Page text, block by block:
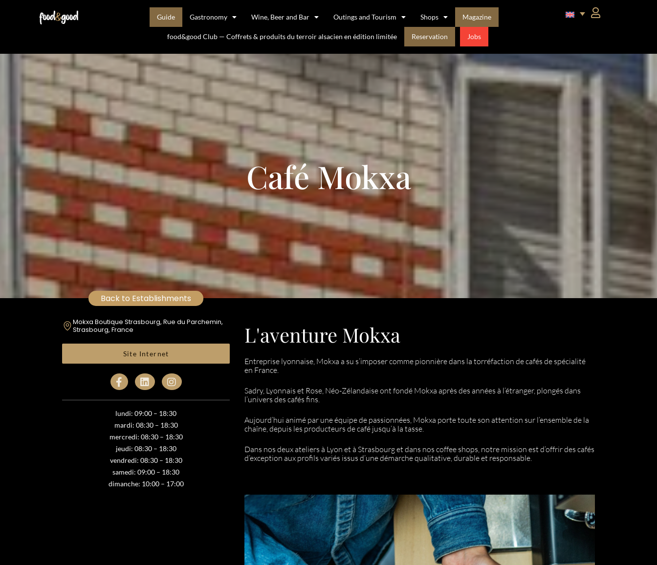
Guide Gastronomy Wine, Beer and Bar Outings and Tourism Shops Magazine
food&good Club — Coffrets & produits du terroir alsacien en édition limitée Reservation Jobs
Café Mokxa
Back to Establishments
Mokxa Boutique Strasbourg, Rue du Parchemin,
Strasbourg, France
Site Internet
lundi: 09:00 – 18:30
mardi: 08:30 – 18:30
mercredi: 08:30 – 18:30
jeudi: 08:30 – 18:30
vendredi: 08:30 – 18:30
samedi: 09:00 – 18:30
dimanche: 10:00 – 17:00
L'aventure Mokxa
Entreprise lyonnaise, Mokxa a su s’imposer comme pionnière dans la torréfaction de cafés de spécialité
en France.
Sadry, Lyonnais et Rose, Néo-Zélandaise ont fondé Mokxa après des années à l’étranger, plongés dans
l’univers des cafés fins.
Aujourd’hui animé par une équipe de passionnées, Mokxa porte toute son attention sur l’ensemble de la
chaîne, depuis les producteurs de café jusqu’à la tasse.
Dans nos deux ateliers à Lyon et à Strasbourg et dans nos coffee shops, notre mission est d’offrir des cafés
d’exception aux profils variés issus d’une démarche qualitative, durable et responsable.